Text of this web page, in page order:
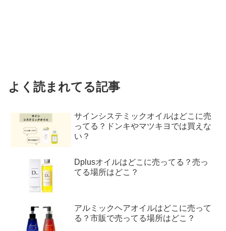
よく読まれてる記事
サインシステミックオイルはどこに売
ってる？ドンキやマツキヨでは買えな
い？
Dplusオイルはどこに売ってる？売っ
てる場所はどこ？
アルミックヘアオイルはどこに売って
る？市販で売ってる場所はどこ？